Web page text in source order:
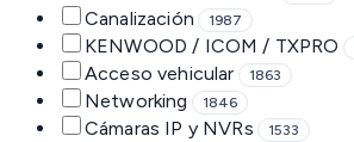
Canalización 1987
KENWOOD / ICOM / TXPRO
Acceso vehicular 1863
Networking 1846
Cámaras IP y NVRs 1533